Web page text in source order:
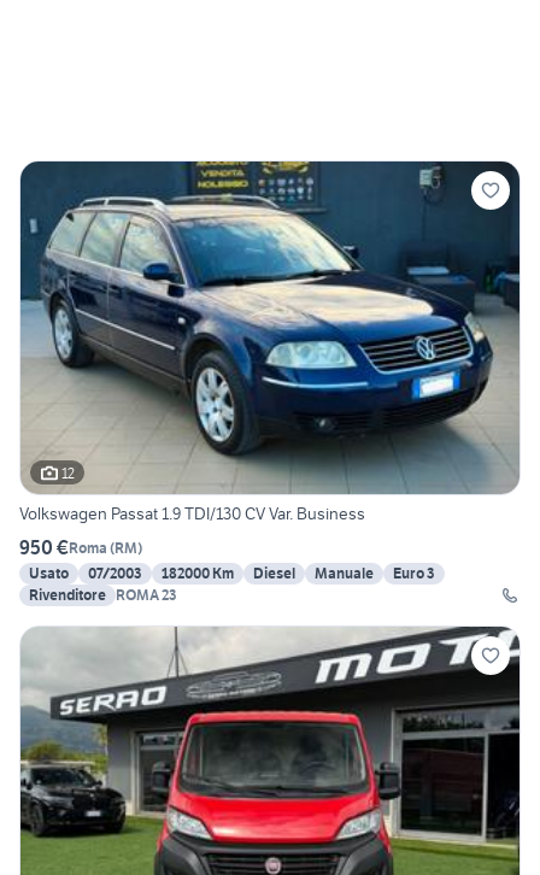
12
Volkswagen Passat 1.9 TDI/130 CV Var. Business
950 €Roma (RM)
Usato
07/2003 182000 Km Diesel Manuale
Euro 3
Rivenditore ROMA 23